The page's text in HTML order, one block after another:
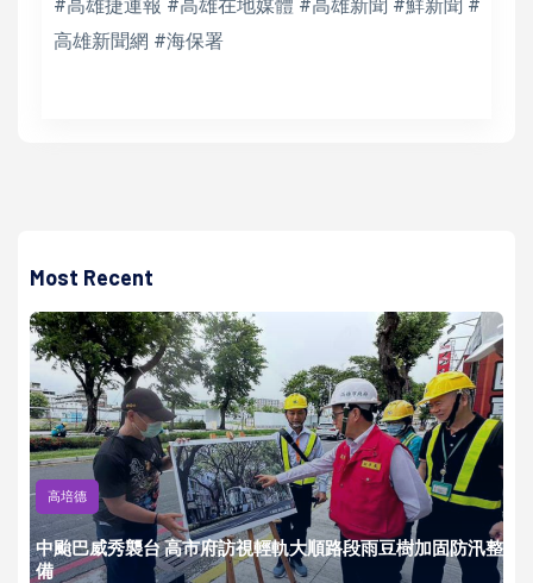
#高雄捷運報 #高雄在地媒體 #高雄新聞 #鮮新聞 #
高雄新聞網 #海保署
Most Recent
高培德
中颱巴威秀襲台 高市府訪視輕軌大順路段雨豆樹加固防汛整
備